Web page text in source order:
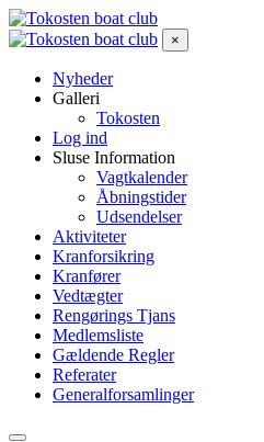
×
Nyheder
Galleri
Tokosten
Log ind
Sluse Information
Vagtkalender
Åbningstider
Udsendelser
Aktiviteter
Kranforsikring
Kranfører
Vedtægter
Rengørings Tjans
Medlemsliste
Gældende Regler
Referater
Generalforsamlinger